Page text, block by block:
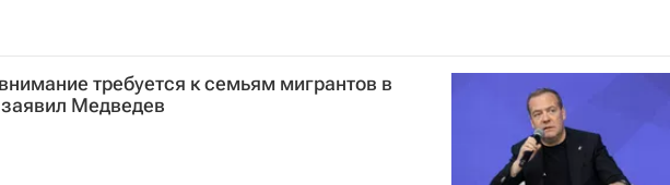
требуется к семьям мигрантов в
Медведев